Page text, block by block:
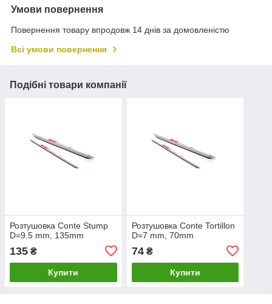
Умови повернення
Повернення товару впродовж 14 днів за домовленістю
Всі умови повернення
Подібні товари компанії
Розтушовка Conte Stump
D=9.5 mm, 135mm
135 ₴
Купити
Розтушовка Conte Tortillon
D=7 mm, 70mm
74₴
Купити